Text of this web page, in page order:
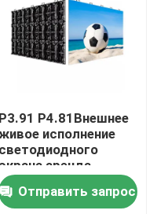
P3.91 P4.81Внешнее
исполнение
светодиодного
экрана аренда
светодиодного
Отправить запрос